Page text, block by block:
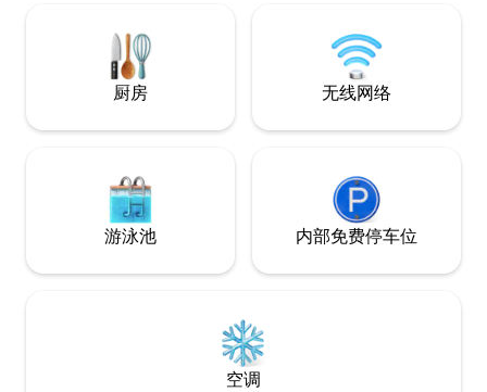
away-from-home.
Simple, budget-
rooms, fresh
bathrooms
厨房 无线网络
游泳池 内部免费停车位
空调